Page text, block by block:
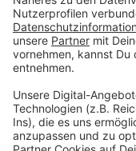
Du